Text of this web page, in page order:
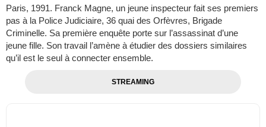
Paris, 1991. Franck Magne, un jeune inspecteur fait ses premiers
pas à la Police Judiciaire, 36 quai des Orfèvres, Brigade
Criminelle. Sa première enquête porte sur l’assassinat d’une
jeune fille. Son travail l’amène à étudier des dossiers similaires
qu’il est le seul à connecter ensemble.
STREAMING